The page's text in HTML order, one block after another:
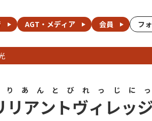
AGT・メディア 会員 フ
アントヴィレッ
あんとびれっじに